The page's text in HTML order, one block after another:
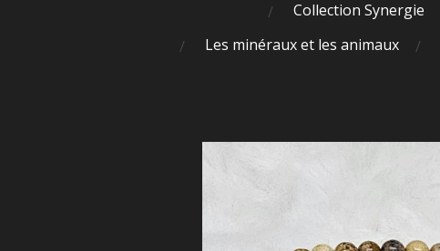
Collection Synergie
Les minéraux et les animaux